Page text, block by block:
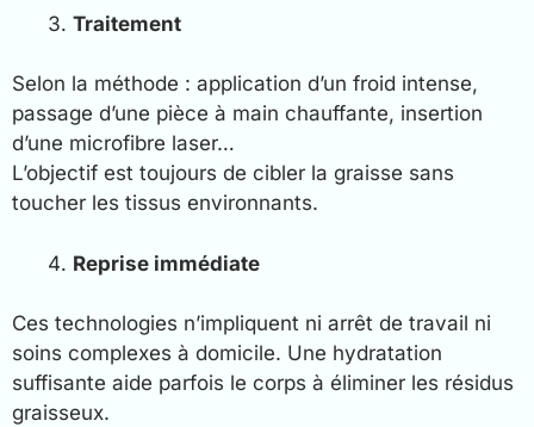
Traitement
Selon la méthode : application d’un froid intense,
passage d’une pièce à main chauffante, insertion
d’une microfibre laser…
L’objectif est toujours de cibler la graisse sans
toucher les tissus environnants.
Reprise immédiate
Ces technologies n’impliquent ni arrêt de travail ni
soins complexes à domicile. Une hydratation
suffisante aide parfois le corps à éliminer les résidus
graisseux.